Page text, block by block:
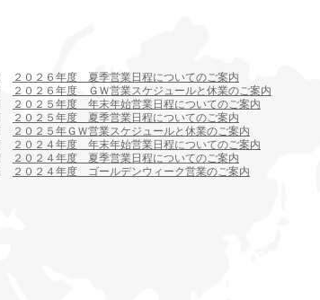
２０２６年度 夏季営業日程についてのご案内
２０２６年度 ＧＷ営業スケジュールと休業のご案内
２０２５年度 年末年始営業日程についてのご案内
２０２５年度 夏季営業日程についてのご案内
２０２５年ＧＷ営業スケジュールと休業のご案内
２０２４年度 年末年始営業日程についてのご案内
２０２４年度 夏季営業日程についてのご案内
２０２４年度 ゴールデンウィーク営業のご案内